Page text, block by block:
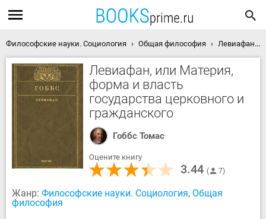
Философские науки. Социология Общая философия Левиафан, или Материя, форма и власть государства церковного и гражданского скачать книгу
Левиафан, или Материя,
форма и власть
государства церковного и
гражданского
Гоббс Томас
Оцените книгу
3.44 7
Жанр: Философские науки. Социология, Общая
философия